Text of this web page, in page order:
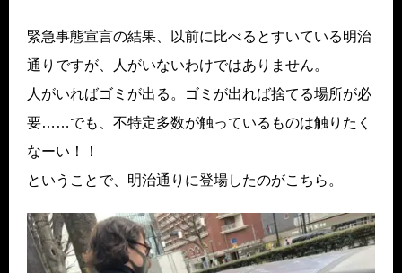
緊急事態宣言の結果、以前に比べるとすいている明治
通りですが、人がいないわけではありません。
人がいればゴミが出る。ゴミが出れば捨てる場所が必
要……でも、不特定多数が触っているものは触りたく
なーい！！
ということで、明治通りに登場したのがこちら。